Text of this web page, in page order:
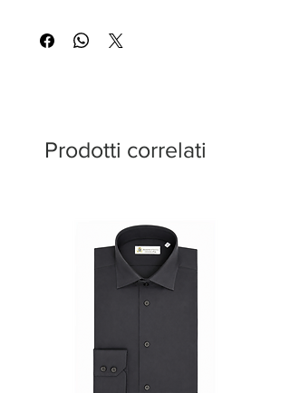
versatile e indispensabile per il
guardaroba, perfetto sia per le occasioni
Prodotti correlati